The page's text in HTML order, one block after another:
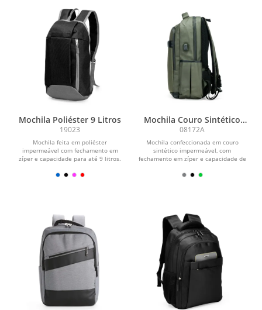
Mochila Poliéster 9 Litros
19023
Mochila feita em poliéster
impermeável com fechamento em
zíper e capacidade para até 9 litros.
Mochila Couro Sintético
USB 26L
08172A
Mochila confeccionada em couro
sintético impermeável, com
fechamento em zíper e capacidade de